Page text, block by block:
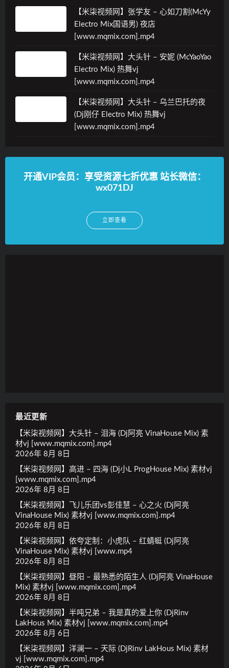
【米柒视频网】张学友 – 心如刀割(McYy
Electro Mix国语男) 夜店
[www.mqmix.com].mp4
【米柒视频网】大头针 – 安妮 (McYaoYao
Electro Mix) 热舞vj
[www.mqmix.com].mp4
【米柒视频网】大头针 – 乌兰巴托的夜
(Dj刚仔 Electro Mix) 热舞vj
[www.mqmix.com].mp4
开通VIP会员：享受资源七折优惠 站长微信：
wx071DJ
立即查看
最近更新
【米柒视频网】大头针 – 泪海 (Dj阿亮 VinaHouse Mix) 素
材vj [www.mqmix.com].mp4
2026年 8月 8日
【米柒视频网】高进 – 四海 (Dj小L ProgHouse Mix) 素材vj
[www.mqmix.com].mp4
2026年 8月 8日
【米柒视频网】飞儿乐团vs彭佳慧 – 心之火 (Dj阿亮
VinaHouse Mix) 素材vj [www.mqmix.com].mp4
2026年 8月 8日
【米柒视频网】依夸定制：小虎队 – 红蜻蜓 (Dj阿亮
VinaHouse Mix) 素材vj [www.mp4
2026年 8月 8日
【米柒视频网】昼阳 – 最熟悉的陌生人 (Dj阿亮 VinaHouse
Mix) 素材vj [www.mqmix.com].mp4
2026年 8月 8日
【米柒视频网】半吨兄弟 – 我是真的爱上你 (DjRinv
LakHous Mix) 素材vj [www.mqmix.com].mp4
2026年 8月 6日
【米柒视频网】洋澜一 – 天际 (DjRinv LakHous Mix) 素材
vj [www.mqmix.com].mp4